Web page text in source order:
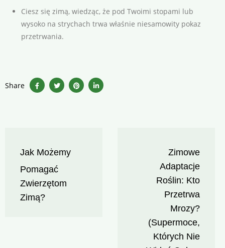
Ciesz się zimą, wiedząc, że pod Twoimi stopami lub
wysoko na strychach trwa właśnie niesamowity pokaz
przetrwania.
Share
wpisu
Jak Możemy
Pomagać
Zwierzętom
Zimą?
Zimowe
Adaptacje
Roślin: Kto
Przetrwa
Mrozy?
(Supermoce,
Których Nie